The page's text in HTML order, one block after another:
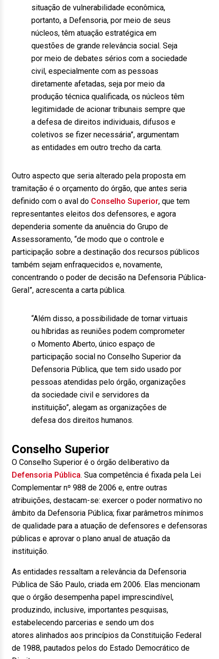
situação de vulnerabilidade econômica,
portanto, a Defensoria, por meio de seus
núcleos, têm atuação estratégica em
questões de grande relevância social. Seja
por meio de debates sérios com a sociedade
civil, especialmente com as pessoas
diretamente afetadas, seja por meio da
produção técnica qualificada, os núcleos têm
legitimidade de acionar tribunais sempre que
a defesa de direitos individuais, difusos e
coletivos se fizer necessária”, argumentam
as entidades em outro trecho da carta.
Outro aspecto que seria alterado pela proposta em
tramitação é o orçamento do órgão, que antes seria
definido com o aval do Conselho Superior, que tem
representantes eleitos dos defensores, e agora
dependeria somente da anuência do Grupo de
Assessoramento, “de modo que o controle e
participação sobre a destinação dos recursos públicos
também sejam enfraquecidos e, novamente,
concentrando o poder de decisão na Defensoria Pública-
Geral”, acrescenta a carta pública.
“Além disso, a possibilidade de tornar virtuais
ou híbridas as reuniões podem comprometer
o Momento Aberto, único espaço de
participação social no Conselho Superior da
Defensoria Pública, que tem sido usado por
pessoas atendidas pelo órgão, organizações
da sociedade civil e servidores da
instituição”, alegam as organizações de
defesa dos direitos humanos.
Conselho Superior
O Conselho Superior é o órgão deliberativo da
Defensoria Pública. Sua competência é fixada pela Lei
Complementar nº 988 de 2006 e, entre outras
atribuições, destacam-se: exercer o poder normativo no
âmbito da Defensoria Pública; fixar parâmetros mínimos
de qualidade para a atuação de defensores e defensoras
públicas e aprovar o plano anual de atuação da
instituição.
As entidades ressaltam a relevância da Defensoria
Pública de São Paulo, criada em 2006. Elas mencionam
que o órgão desempenha papel imprescindível,
produzindo, inclusive, importantes pesquisas,
estabelecendo parcerias e sendo um dos
atores alinhados aos princípios da Constituição Federal
de 1988, pautados pelos do Estado Democrático de